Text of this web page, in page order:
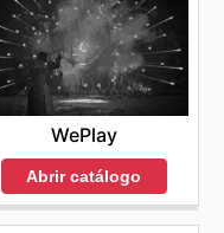
WePlay
Abrir catálogo